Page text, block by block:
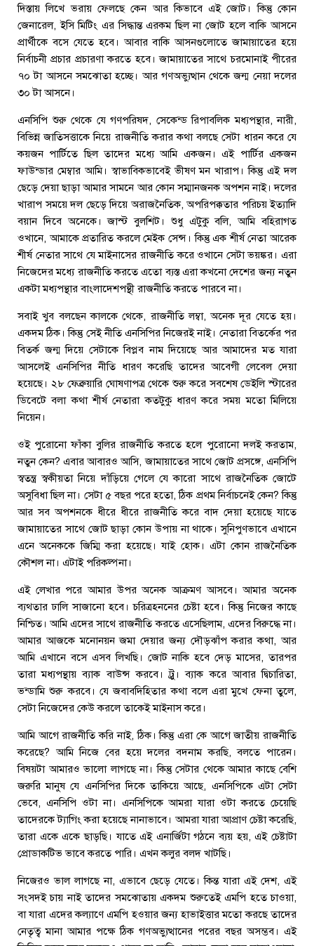
দিস্তায় লিখে ভরায় ফেলছে কেন আর কিভাবে এই জোট। কিন্তু কোন
জেনারেল, ইসি মিটিং এর সিদ্ধান্ত এরকম ছিল না জোট হলে বাকি আসনে
প্রার্থীকে বসে যেতে হবে। আবার বাকি আসনগুলোতে জামায়াতের হয়ে
নির্বাচনী প্রচার প্রচারণা করতে হবে। জামায়াতের সাথে চরমোনাই পীরের
৭০ টা আসনে সমঝোতা হচ্ছে। আর গণঅভ্যুত্থান থেকে জন্ম নেয়া দলের
৩০ টা আসনে।
এনসিপি শুরু থেকে যে গণপরিষদ, সেকেন্ড রিপাবলিক মধ্যপন্থার, নারী,
বিভিন্ন জাতিসত্তাকে নিয়ে রাজনীতি করার কথা বলছে সেটা ধারন করে যে
কয়জন পার্টিতে ছিল তাদের মধ্যে আমি একজন। এই পার্টির একজন
ফাউন্ডার মেম্বার আমি। স্বাভাবিকভাবেই ভীষণ মন খারাপ। কিন্তু এই দল
ছেড়ে দেয়া ছাড়া আমার সামনে আর কোন সম্মানজনক অপশন নাই। দলের
খারাপ সময়ে দল ছেড়ে দিয়ে অরাজনৈতিক, অপরিপক্কতার পরিচয় ইত্যাদি
বয়ান দিবে অনেকে। জাস্ট বুলশিট। শুধু এটুকু বলি, আমি বহিরাগত
ওখানে, আমাকে প্রতারিত করলে মেইক সেন্স। কিন্তু এক শীর্ষ নেতা আরেক
শীর্ষ নেতার সাথে যে মাইনাসের রাজনীতি করে ওখানে সেটা ভয়ঙ্কর। এরা
নিজেদের মধ্যে রাজনীতি করতে এতো ব্যস্ত এরা কখনো দেশের জন্য নতুন
একটা মধ্যপন্থার বাংলাদেশপন্থী রাজনীতি করতে পারবে না।
সবাই খুব বলছেন কালকে থেকে, রাজনীতি লম্বা, অনেক দূর যেতে হয়।
একদম ঠিক। কিন্তু সেই নীতি এনসিপির নিজেরই নাই। নেতারা বিতর্কের পর
বিতর্ক জন্ম দিয়ে সেটাকে বিপ্লব নাম দিয়েছে আর আমাদের মত যারা
আসলেই এনসিপির নীতি ধারণ করেছি তাদের আবেগী লেবেল দেয়া
হয়েছে। ২৮ ফেব্রুয়ারি ঘোষণাপত্র থেকে শুরু করে সবশেষ ডেইলি স্টারের
ডিবেটে বলা কথা শীর্ষ নেতারা কতটুকু ধারণ করে সময় মতো মিলিয়ে
নিয়েন।
ওই পুরোনো ফাঁকা বুলির রাজনীতি করতে হলে পুরোনো দলই করতাম,
নতুন কেন? এবার আবারও আসি, জামায়াতের সাথে জোট প্রসঙ্গে, এনসিপি
স্বতন্ত্র স্বকীয়তা নিয়ে দাঁড়িয়ে গেলে যে কারো সাথে রাজনৈতিক জোটে
অসুবিধা ছিল না। সেটা ৫ বছর পরে হতো, ঠিক প্রথম নির্বাচনেই কেন? কিন্তু
আর সব অপশনকে ধীরে ধীরে রাজনীতি করে বাদ দেয়া হয়েছে যাতে
জামায়াতের সাথে জোট ছাড়া কোন উপায় না থাকে। সুনিপুণভাবে এখানে
এনে অনেককে জিম্মি করা হয়েছে। যাই হোক। এটা কোন রাজনৈতিক
কৌশল না। এটাই পরিকল্পনা।
এই লেখার পরে আমার উপর অনেক আক্রমণ আসবে। আমার অনেক
ব্যথতার ঢালি সাজানো হবে। চরিত্রহননের চেষ্টা হবে। কিন্তু নিজের কাছে
নিশ্চিত। আমি এদের সাথে রাজনীতি করতে এসেছিলাম, এদের বিরুদ্ধে না।
আমার আজকে মনোনয়ন জমা দেয়ার জন্য দৌড়ঝাঁপ করার কথা, আর
আমি এখানে বসে এসব লিখছি। জোট নাকি হবে দেড় মাসের, তারপর
তারা মধ্যপন্থায় ব্যাক বাউন্স করবে। ট্রু। ব্যাক করে আবার দ্বিচারিতা,
ভন্ডামি শুরু করবে। যে জবাবদিহিতার কথা বলে এরা মুখে ফেনা তুলে,
সেটা নিজেদের কেউ করলে তাকেই মাইনাস করে।
আমি আগে রাজনীতি করি নাই, ঠিক। কিন্তু এরা কে আগে জাতীয় রাজনীতি
করেছে? আমি নিজে বের হয়ে দলের বদনাম করছি, বলতে পারেন।
বিষয়টা আমারও ভালো লাগছে না। কিন্তু সেটার থেকে আমার কাছে বেশি
জরুরি মানুষ যে এনসিপির দিকে তাকিয়ে আছে, এনসিপিকে এটা সেটা
ভেবে, এনসিপি ওটা না। এনসিপিকে আমরা যারা ওটা করতে চেয়েছি
তাদেরকে ট্যাগিং করা হয়েছে নানাভাবে। আমরা যারা আপ্রাণ চেষ্টা করেছি,
তারা একে একে ছাড়ছি। যাতে এই এনার্জিটা গঠনে ব্যয় হয়, এই চেষ্টাটা
প্রোডাকটিভ ভাবে করতে পারি। এখন কলুর বলদ খাটছি।
নিজেরও ভাল লাগছে না, এভাবে ছেড়ে যেতে। কিন্ত যারা এই দেশ, এই
সংসদই চায় নাই তাদের সমঝোতায় একদম শুরুতেই এমপি হতে চাওয়া,
বা যারা এদের কল্যাণে এমপি হওয়ার জন্য হাভাইত্তার মতো করছে তাদের
নেতৃত্ব মানা আমার পক্ষে ঠিক গণঅভ্যুত্থানের পরের বছর অসম্ভব। এই